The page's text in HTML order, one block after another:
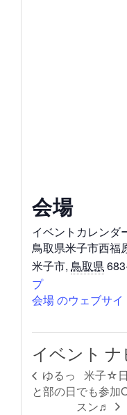
会場
イベントカレンダ
鳥取県米子市西福
米子市, 鳥取県
プ
会場 のウェブサ
イベント
ゆるっ
と部の日
米子☆
でも参加
スン♬